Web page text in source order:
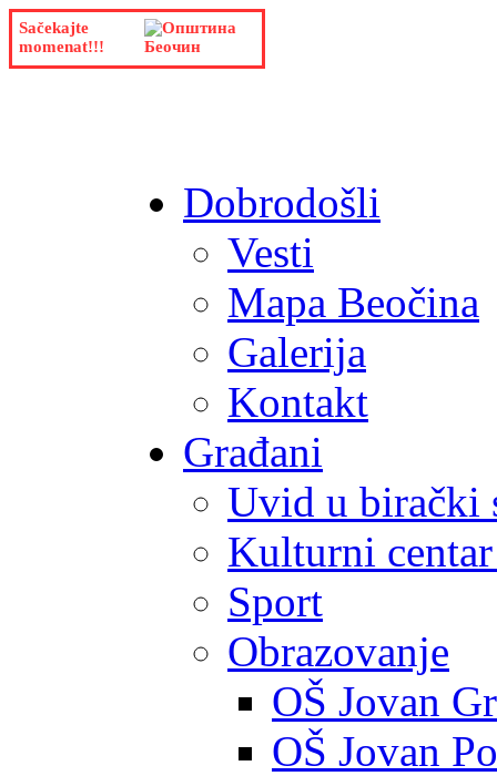
Sačekajte
momenat!!!
Dobrodošli
Vesti
Mapa Beočina
Galerija
Kontakt
Građani
Uvid u birački
Kulturni
Sport
Obrazovanje
OŠ Jovan
OŠ Jovan